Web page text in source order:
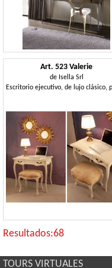
Art. 523 Valerie
de Isella Srl
Resultados:68
TOURS VIRTUALES